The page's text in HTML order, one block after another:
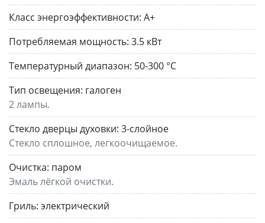
Класс энергоэффективности: A+
Потребляемая мощность: 3.5 кВт
Температурный диапазон: 50-300 °C
Тип освещения: галоген
2 лампы.
Стекло дверцы духовки: 3-слойное
Стекло сплошное, легкоочищаемое.
Очистка: паром
Эмаль лёгкой очистки.
Гриль: электрический